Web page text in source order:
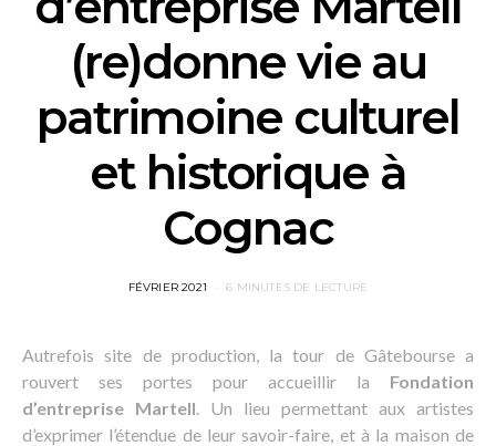
(re)donne vie au
patrimoine culturel
et historique à
Cognac
POSTED
FÉVRIER 2021 6 MINUTES DE LECTURE
Autrefois site de production, la tour de Gâtebourse a
rouvert ses portes pour accueillir la Fondation
d’entreprise Martell. Un lieu permettant aux artistes
d’exprimer l’étendue de leur savoir-faire, et à la maison de